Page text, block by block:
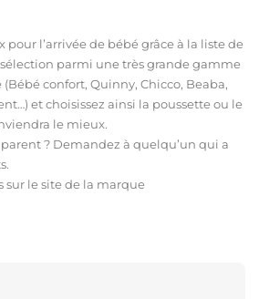
l’arrivée de bébé grâce à la liste de
sélection parmi une très grande gamme
confort, Quinny, Chicco, Beaba,
et choisissez ainsi la poussette ou le
le mieux.
? Demandez à quelqu’un qui a
sur le site de la marque